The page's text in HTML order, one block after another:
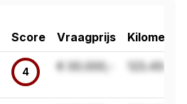
Score Vraagprijs
4 € 00.000,- 123.456 km